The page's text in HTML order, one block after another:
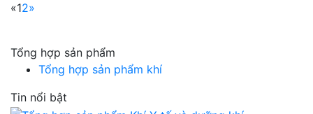
«12»
Tổng hợp sản phẩm
Tổng hợp sản phẩm khí
Tin nổi bật